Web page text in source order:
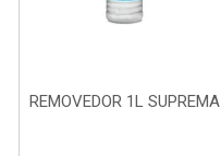
REMOVEDOR 1L SUPREMA